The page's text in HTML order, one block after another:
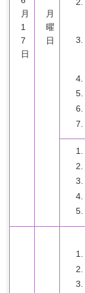
月
1
7
日
月
曜
日